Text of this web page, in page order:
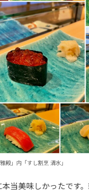
殿」内「すし割烹 清水」
当美味しかったです